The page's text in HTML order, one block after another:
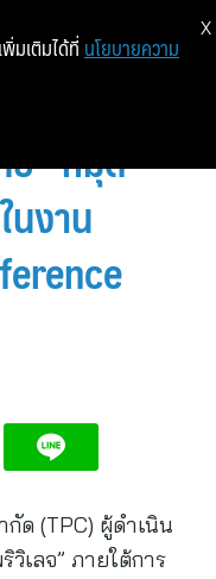
ปักธง
ย” หมุด
นงาน
ด (TPC) ผู้ดำเนิน
เลจ” ภายใต้การ
มเติมได้ที่ นโยบายความ
X